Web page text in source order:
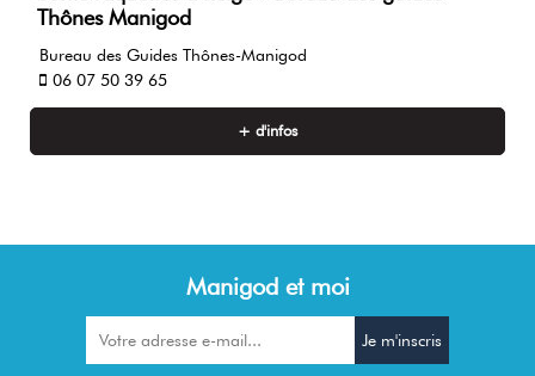
Thônes Manigod
Bureau des Guides Thônes-Manigod
06 07 50 39 65
+ d'infos
Manigod et moi